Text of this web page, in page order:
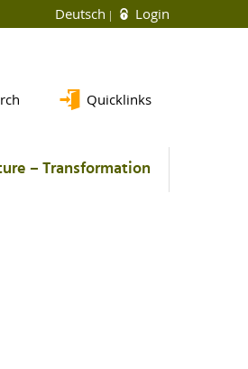
Deutsch Login
Quicklinks
– Transformation